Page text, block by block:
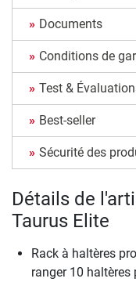
Documents
Conditions de
Test &
Best-seller
Sécurité des
Détails de
Taurus Elite
Rack à haltères
ranger 10 haltères